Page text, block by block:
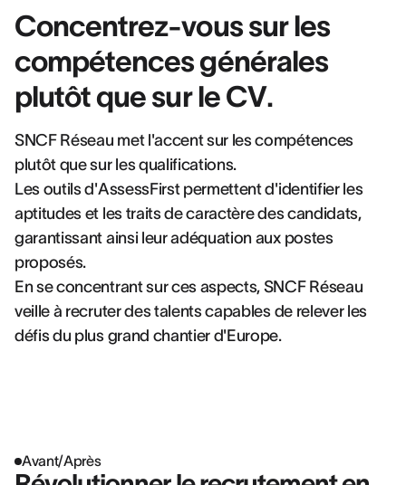
Concentrez-vous sur les
compétences générales
plutôt que sur le CV.
SNCF Réseau met l'accent sur les compétences
plutôt que sur les qualifications.
Les outils d'AssessFirst permettent d'identifier les
aptitudes et les traits de caractère des candidats,
garantissant ainsi leur adéquation aux postes
proposés.
En se concentrant sur ces aspects, SNCF Réseau
veille à recruter des talents capables de relever les
défis du plus grand chantier d'Europe.
Avant/Après